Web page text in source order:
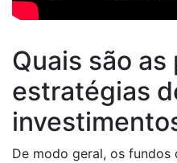
Quais são
estratégias
De modo geral, os